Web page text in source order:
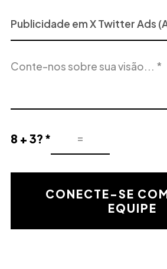
ou
Serviço
Interesse
do
8 + 3? *
Resultado
la
validaciónCONECTE-SE
EQUIPE